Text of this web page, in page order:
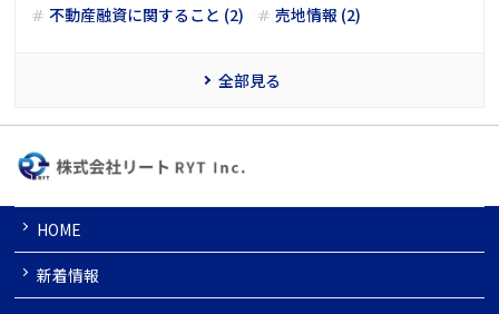
不動産融資に関すること (2)
売地情報 (2)
全部見る
HOME
新着情報